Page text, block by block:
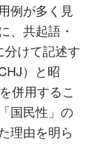
例が多く見
、共起語・
けて記述す
）と昭
併用するこ
国民性」の
理由を明ら